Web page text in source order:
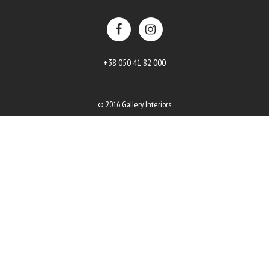
+38 050 41 82 000
© 2016 Gallery Interiors